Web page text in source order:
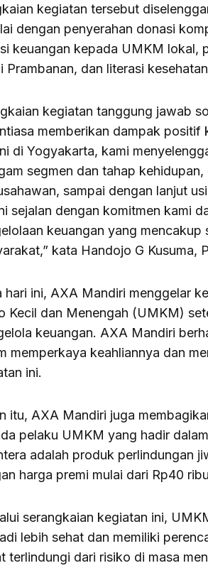
kegiatan tersebut
dengan penyerahan donasi
keuangan kepada UMKM lokal,
Prambanan, dan literasi
kegiatan tanggung jawab
memberikan dampak positif
di Yogyakarta, kami
segmen dan tahap
sampai dengan lanjut
sejalan dengan komitmen kami
keuangan yang
kata Handojo G Kusuma,
hari ini, AXA Mandiri menggelar
Kecil dan Menengah (UMKM)
keuangan. AXA Mandiri
memperkaya keahliannya dan
ini.
itu, AXA Mandiri juga
pelaku UMKM yang hadir
adalah produk perlindungan
harga premi mulai dari Rp40
serangkaian kegiatan ini,
lebih sehat dan memiliki
terlindungi dari risiko di masa